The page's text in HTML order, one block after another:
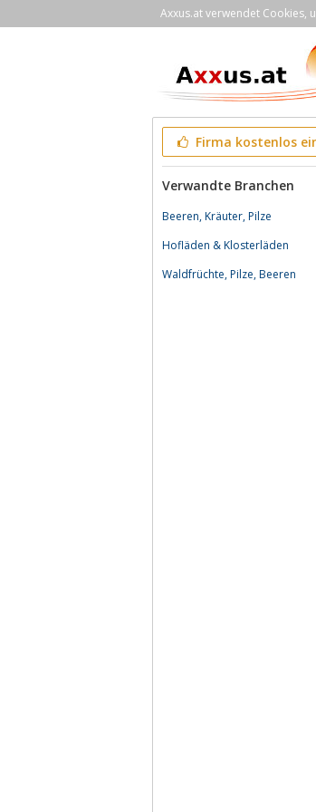
Axxus.at verwendet Cookies,
Firma kostenlos
Verwandte Branchen
Beeren, Kräuter, Pilze
Hofläden & Klosterläden
Waldfrüchte, Pilze, Beeren